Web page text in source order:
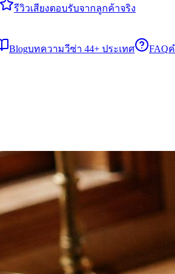
รีวิวเสียงตอบรับจากลูกค้าจริง
Blogบทความวีซ่า 44+ ประเทศ FAQ